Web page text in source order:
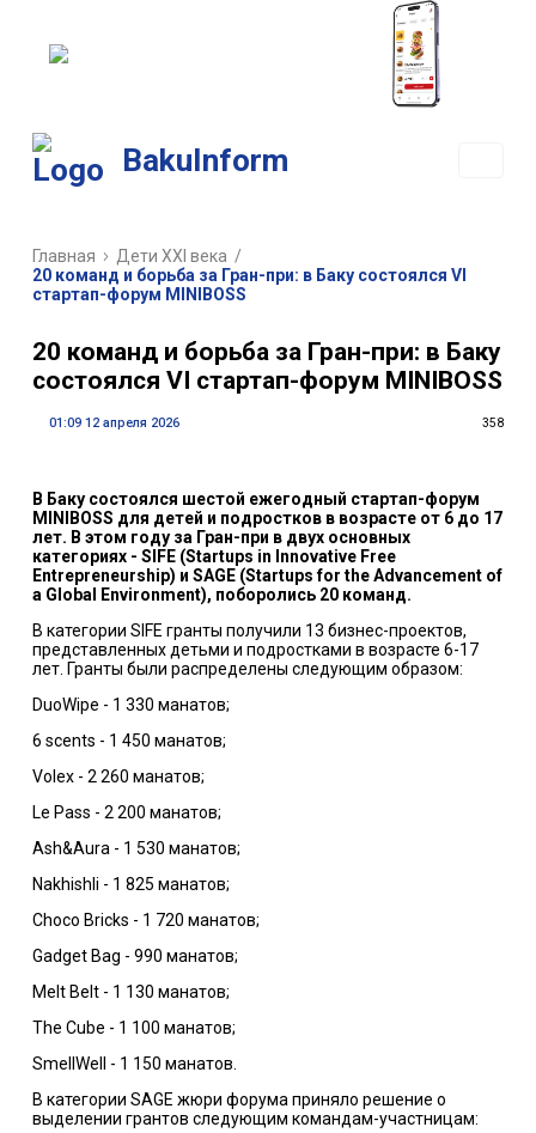
BakuInform
Главная Дети XXI века /
20 команд и борьба за Гран-при: в Баку состоялся VI
стартап-форум MINIBOSS
20 команд и борьба за Гран-при: в Баку
состоялся VI стартап-форум MINIBOSS
01:09 12 апреля 2026 358
В Баку состоялся шестой ежегодный стартап-форум
MINIBOSS для детей и подростков в возрасте от 6 до 17
лет. В этом году за Гран-при в двух основных
категориях - SIFE (Startups in Innovative Free
Entrepreneurship) и SAGE (Startups for the Advancement of
a Global Environment), поборолись 20 команд.
В категории SIFE гранты получили 13 бизнес-проектов,
представленных детьми и подростками в возрасте 6-17
лет. Гранты были распределены следующим образом:
DuoWipe - 1 330 манатов;
6 scents - 1 450 манатов;
Volex - 2 260 манатов;
Le Pass - 2 200 манатов;
Ash&Aura - 1 530 манатов;
Nakhishli - 1 825 манатов;
Choco Bricks - 1 720 манатов;
Gadget Bag - 990 манатов;
Melt Belt - 1 130 манатов;
The Cube - 1 100 манатов;
SmellWell - 1 150 манатов.
В категории SAGE жюри форума приняло решение о
выделении грантов следующим командам-участницам: